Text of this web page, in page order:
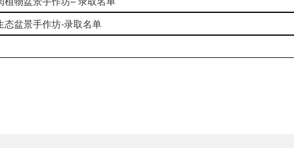
态盆景手作坊-录取名单